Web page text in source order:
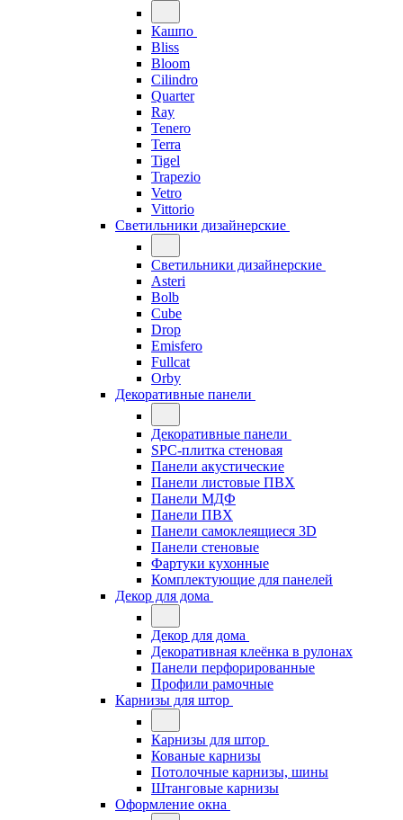
Кашпо
Bliss
Bloom
Cilindro
Quarter
Ray
Tenero
Terra
Tigel
Trapezio
Vetro
Vittorio
Светильники дизайнерские
Светильники дизайнерские
Asteri
Bolb
Cube
Drop
Emisfero
Fullcat
Orby
Декоративные панели
Декоративные панели
SPC-плитка стеновая
Панели акустические
Панели листовые ПВХ
Панели МДФ
Панели ПВХ
Панели самоклеящиеся 3D
Панели стеновые
Фартуки кухонные
Комплектующие для панелей
Декор для дома
Декор для дома
Декоративная клеёнка в рулонах
Панели перфорированные
Профили рамочные
Карнизы для штор
Карнизы для штор
Кованые карнизы
Потолочные карнизы, шины
Штанговые карнизы
Оформление окна